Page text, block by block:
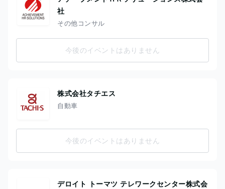
社
その他コンサル
今後のイベントはありません
株式会社タチエス
自動車
今後のイベントはありません
デロイト トーマツ テレワークセンター株式会